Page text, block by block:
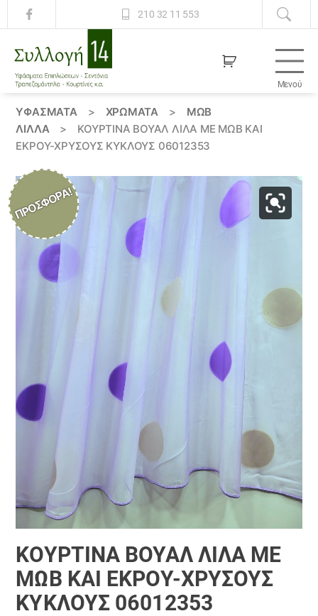
210 32 11 553
14
Μενού
ΥΦΆΣΜΑΤΑ > ΧΡΏΜΑΤΑ >
ΜΩΒ
ΛΙΛΛΆ
>
ΚΟΥΡΤΊΝΑ ΒΟΥΆΛ ΛΙΛΆ ΜΕ ΜΏΒ ΚΑΙ
ΕΚΡΟΎ-ΧΡΥΣΟΎΣ ΚΎΚΛΟΥΣ 06012353
ΠΡΟΣΦΟΡΆ!
ΚΟΥΡΤΊΝΑ ΒΟΥΆΛ ΛΙΛΆ ΜΕ
ΜΏΒ ΚΑΙ ΕΚΡΟΎ-ΧΡΥΣΟΎΣ
ΚΎΚΛΟΥΣ 06012353